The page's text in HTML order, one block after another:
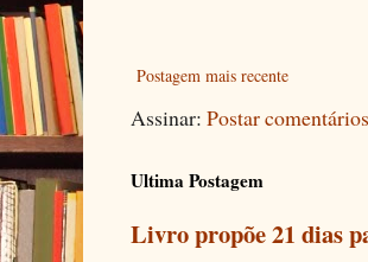
Postagem mais recente
Assinar: Postar
Ultima Postagem
Livro propõe 21 dias